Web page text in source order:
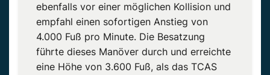
ebenfalls vor einer möglichen Kollision und
empfahl einen sofortigen Anstieg von
4.000 Fuß pro Minute. Die Besatzung
führte dieses Manöver durch und erreichte
eine Höhe von 3.600 Fuß, als das TCAS